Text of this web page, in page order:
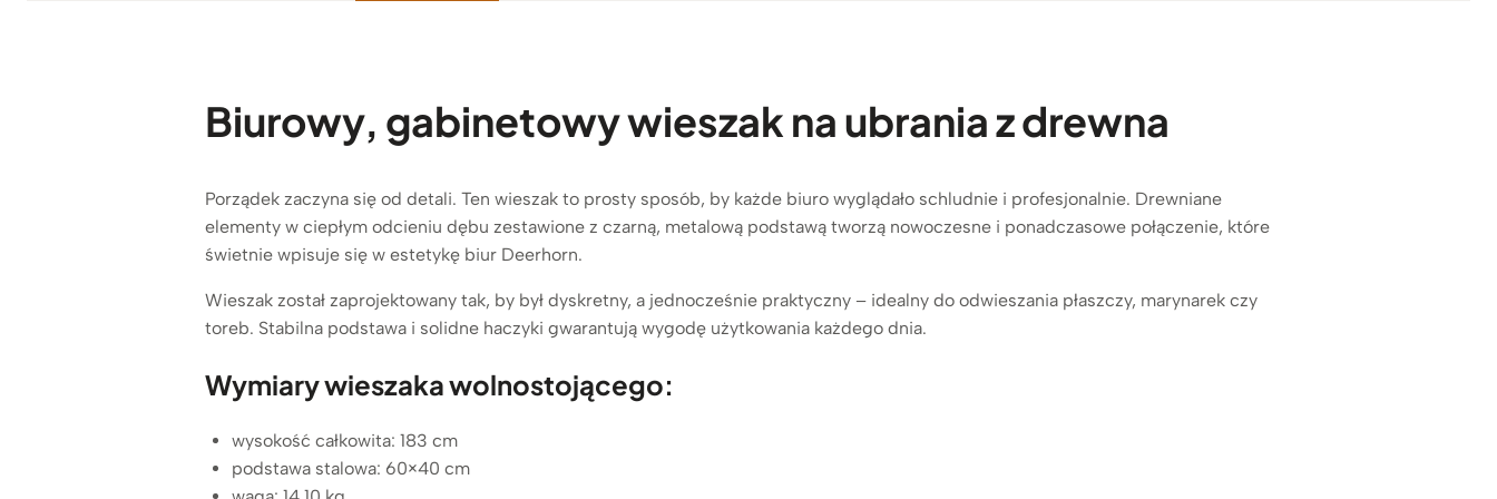
Biurowy, gabinetowy wieszak na ubrania z drewna
Porządek zaczyna się od detali. Ten wieszak to prosty sposób, by każde biuro wyglądało schludnie i profesjonalnie. Drewniane
elementy w ciepłym odcieniu dębu zestawione z czarną, metalową podstawą tworzą nowoczesne i ponadczasowe połączenie, które
świetnie wpisuje się w estetykę biur Deerhorn.
Wieszak został zaprojektowany tak, by był dyskretny, a jednocześnie praktyczny – idealny do odwieszania płaszczy, marynarek czy
toreb. Stabilna podstawa i solidne haczyki gwarantują wygodę użytkowania każdego dnia.
Wymiary wieszaka wolnostojącego:
wysokość całkowita: 183 cm
podstawa stalowa: 60×40 cm